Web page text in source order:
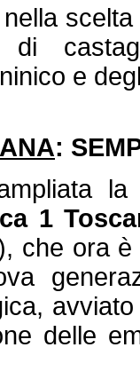
di
e
:
la
1
che ora
delle